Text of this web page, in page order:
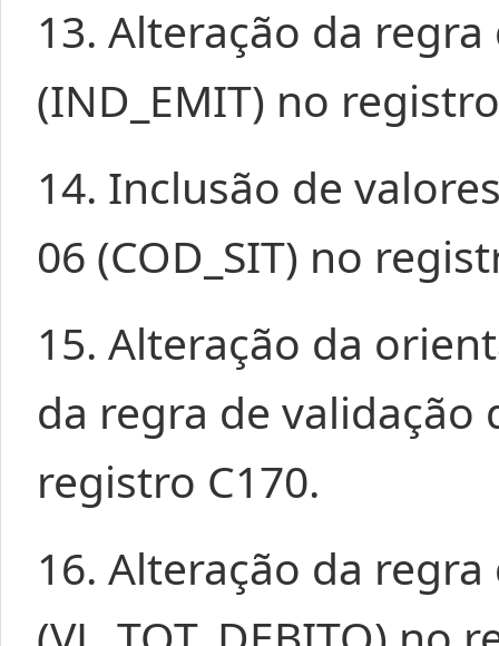
13. Alteração da
(IND_EMIT) no
14. Inclusão de
06 (COD_SIT) no
15. Alteração da
da regra de validação
registro C170.
16. Alteração da